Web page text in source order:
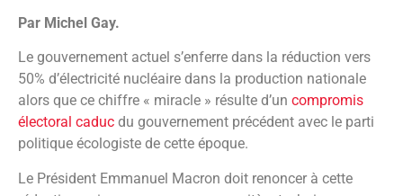
Par Michel Gay.
Le gouvernement actuel s’enferre dans la réduction vers
50% d’électricité nucléaire dans la production nationale
alors que ce chiffre « miracle » résulte d’un compromis
électoral caduc du gouvernement précédent avec le parti
politique écologiste de cette époque.
Le Président Emmanuel Macron doit renoncer à cette